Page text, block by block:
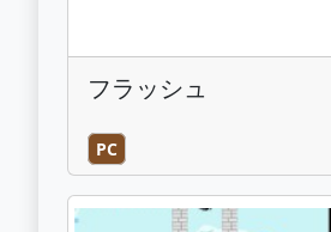
フラッシュ
PC